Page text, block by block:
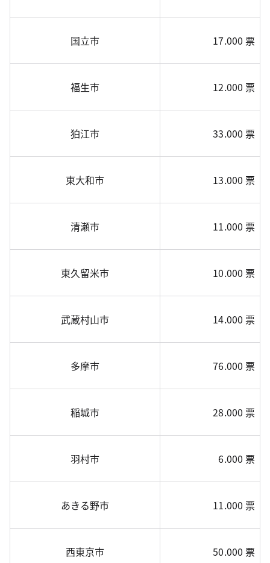
国立市 17.000 票
福生市 12.000 票
狛江市 33.000 票
東大和市 13.000 票
清瀬市 11.000 票
東久留米市 10.000 票
武蔵村山市 14.000 票
多摩市 76.000 票
稲城市 28.000 票
羽村市 6.000 票
あきる野市 11.000 票
西東京市 50.000 票